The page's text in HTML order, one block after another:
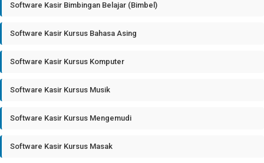
Software Kasir Bimbingan Belajar (Bimbel)
Software Kasir Kursus Bahasa Asing
Software Kasir Kursus Komputer
Software Kasir Kursus Musik
Software Kasir Kursus Mengemudi
Software Kasir Kursus Masak